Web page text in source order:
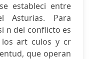
estableci entre
Asturias. Para
n del conflicto es
los art culos y cr
que operan